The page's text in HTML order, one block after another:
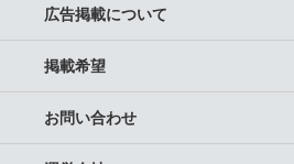
広告掲載について
掲載希望
お問い合わせ